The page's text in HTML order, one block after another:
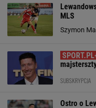
MLS
Szymon
SUBSKRYPCJA
Ostro o